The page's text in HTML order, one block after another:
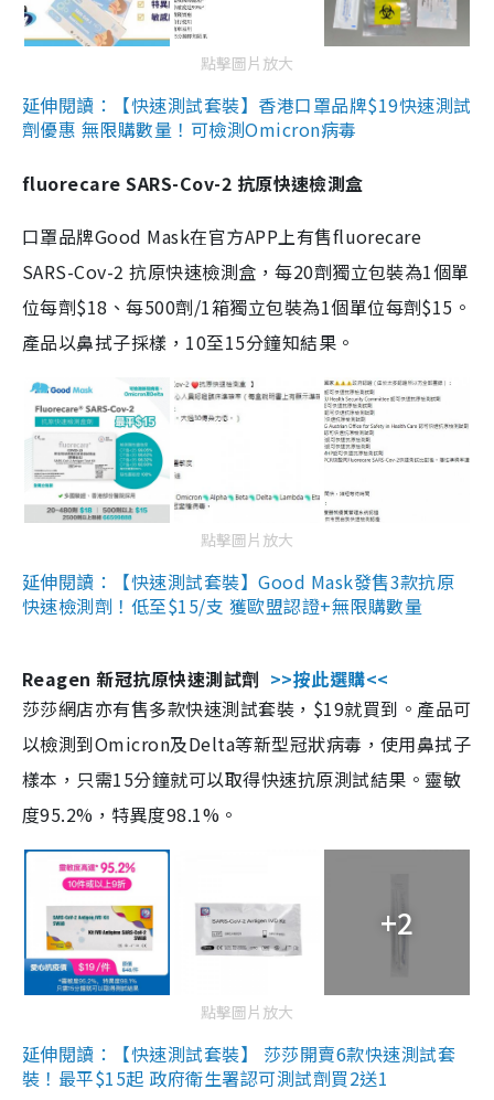
點擊圖片放大
延伸閱讀：【快速測試套裝】香港口罩品牌$19快速測試
劑優惠 無限購數量！可檢測Omicron病毒
fluorecare SARS-Cov-2 抗原快速檢測盒
口罩品牌Good Mask在官方APP上有售fluorecare
SARS-Cov-2 抗原快速檢測盒，每20劑獨立包裝為1個單
位每劑$18、每500劑/1箱獨立包裝為1個單位每劑$15。
產品以鼻拭子採樣，10至15分鐘知結果。
點擊圖片放大
延伸閱讀：【快速測試套裝】Good Mask發售3款抗原
快速檢測劑！低至$15/支 獲歐盟認證+無限購數量
Reagen 新冠抗原快速測試劑 >>按此選購<<
莎莎網店亦有售多款快速測試套裝，$19就買到。產品可
以檢測到Omicron及Delta等新型冠狀病毒，使用鼻拭子
樣本，只需15分鐘就可以取得快速抗原測試結果。靈敏
度95.2%，特異度98.1%。
+2
點擊圖片放大
延伸閱讀：【快速測試套裝】 莎莎開賣6款快速測試套
裝！最平$15起 政府衛生署認可測試劑買2送1